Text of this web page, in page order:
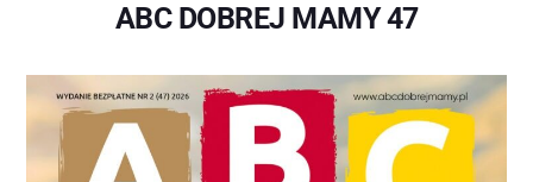
ABC DOBREJ MAMY 47